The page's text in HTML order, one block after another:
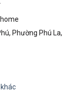
Phường Phú La,